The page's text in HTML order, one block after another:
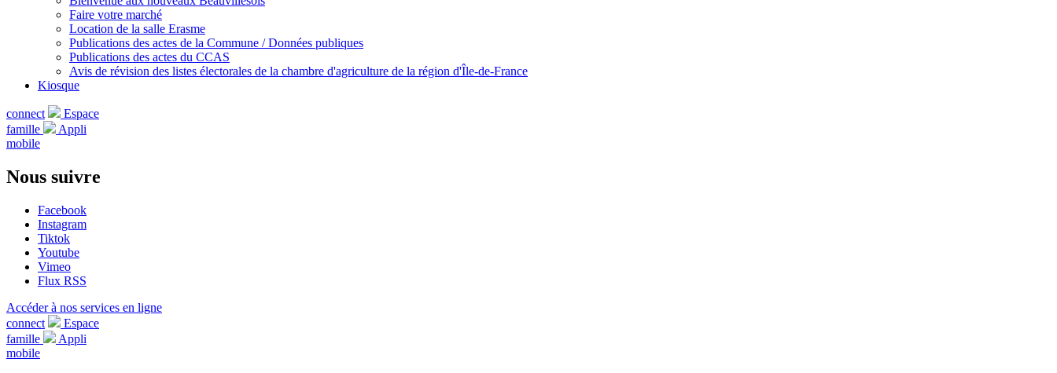
Faire votre marché
Location de la salle Erasme
Publications des actes de la Commune / Données publiques
Publications des actes du CCAS
Avis de révision des listes électorales de la chambre d'agriculture de la région d'Île-de-France
Kiosque
connect
Espace
famille
Appli
mobile
Nous suivre
Facebook
Instagram
Tiktok
Youtube
Vimeo
Flux RSS
Accéder à nos services en ligne
connect
Espace
famille
Appli
mobile